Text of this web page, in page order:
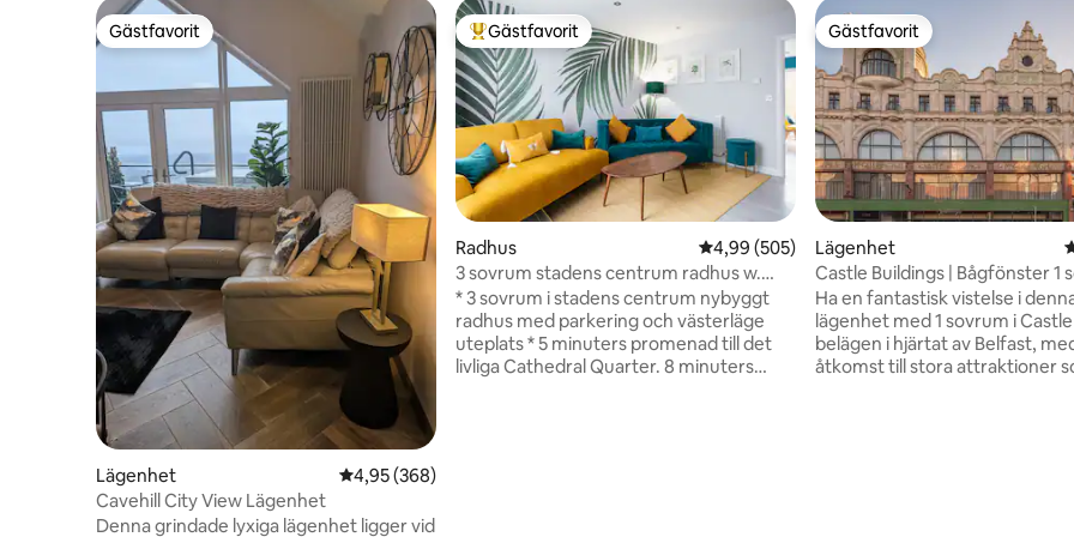
Gästfavorit
Gästfavorit
Lägenhet 4,95 av 5 i genomsnittligt betyg, 368 omdömen
4,95 (368)
Cavehill City View Lägenhet
Denna grindade lyxiga lägenhet ligger vid
Populär gästfavorit
Gästfavorit
Radhus 4,99 av 5 i genomsnittligt betyg, 505
4,99 (505)
3 sovrum stadens centrum radhus w.
parkering & uteplats
* 3 sovrum i stadens centrum nybyggt
radhus med parkering och västerläge
uteplats * 5 minuters promenad till det
livliga Cathedral Quarter. 8 minuters
Gästfavorit
Gästfavorit
Lägenhet
Castle Buildings | Bågfönster 1
Ha en fantastisk vistelse i
lägenhet med 1 sovrum i
belägen i hjärtat av Belfast,
åtkomst till stora attraktioner